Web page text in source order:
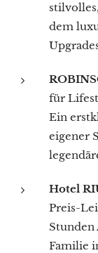
dem
für
Ein
eigener
Hotel
Preis-
Stunden
Familie